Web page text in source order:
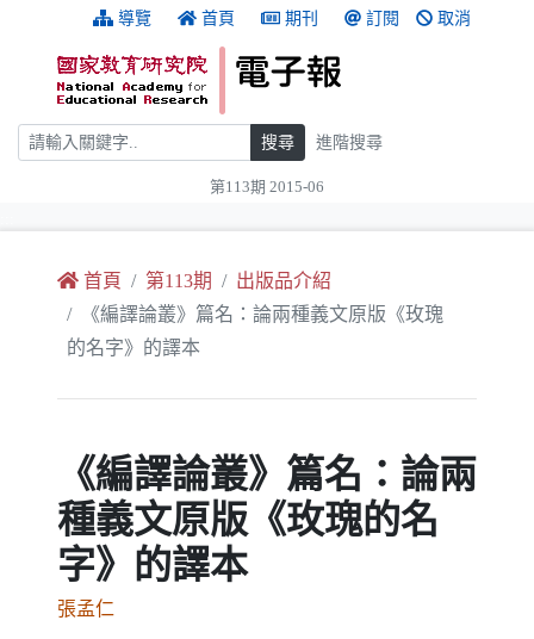
跳到主要內容 導覽 首頁 期刊 訂閱 取消
搜尋 搜尋 進階搜尋
第113期 2015-06
首頁 第113期
出版品介紹
《編譯論叢》篇名：論兩種義文原版《玫瑰
的名字》的譯本
《編譯論叢》篇名：論兩
種義文原版《玫瑰的名
字》的譯本
張孟仁